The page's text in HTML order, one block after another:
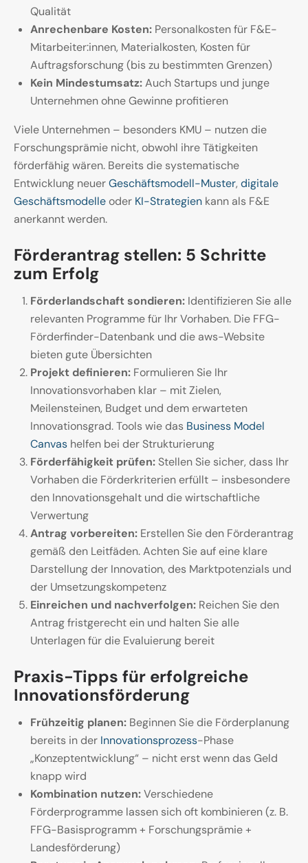
Qualität
Anrechenbare Kosten: Personalkosten für F&E-
Mitarbeiter:innen, Materialkosten, Kosten für
Auftragsforschung (bis zu bestimmten Grenzen)
Kein Mindestumsatz:Auch Startups und junge
Unternehmen ohne Gewinne profitieren
Viele Unternehmen – besonders KMU – nutzen die
Forschungsprämie nicht, obwohl ihre Tätigkeiten
förderfähig wären. Bereits die systematische
Entwicklung neuerGeschäftsmodell-Muster, digitale
Geschäftsmodelleoder KI-Strategien kann als F&E
anerkannt werden.
Förderantrag stellen: 5 Schritte
zum Erfolg
Förderlandschaft sondieren: Identifizieren Sie alle
relevanten Programme für Ihr Vorhaben. Die FFG-
Förderfinder-Datenbank und die aws-Website
bieten gute Übersichten
Projekt definieren: Formulieren Sie Ihr
Innovationsvorhaben klar – mit Zielen,
Meilensteinen, Budget und dem erwarteten
Innovationsgrad. Tools wie das Business Model
Canvas helfen bei der Strukturierung
Förderfähigkeit prüfen: Stellen Sie sicher, dass Ihr
Vorhaben die Förderkriterien erfüllt – insbesondere
den Innovationsgehalt und die wirtschaftliche
Verwertung
Antrag vorbereiten: Erstellen Sie den Förderantrag
gemäß den Leitfäden. Achten Sie auf eine klare
Darstellung der Innovation, des Marktpotenzials und
der Umsetzungskompetenz
Einreichen und nachverfolgen: Reichen Sie den
Antrag fristgerecht ein und halten Sie alle
Unterlagen für die Evaluierung bereit
Praxis-Tipps für erfolgreiche
Innovationsförderung
Frühzeitig planen: Beginnen Sie die Förderplanung
bereits in der Innovationsprozess-Phase
„Konzeptentwicklung“ – nicht erst wenn das Geld
knapp wird
Kombination nutzen:Verschiedene
Förderprogramme lassen sich oft kombinieren (z. B.
FFG-Basisprogramm + Forschungsprämie +
Landesförderung)